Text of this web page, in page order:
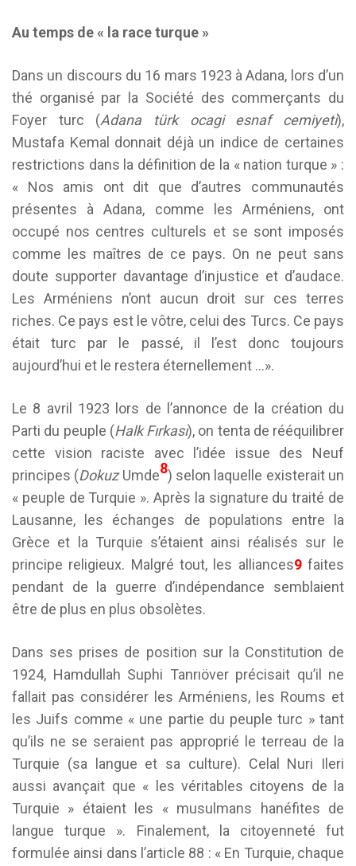
Au temps de « la race turque »
Dans un discours du 16 mars 1923 à Adana, lors d’un
thé organisé par la Société des commerçants du
Foyer turc (Adana türk ocagi esnaf cemiyeti),
Mustafa Kemal donnait déjà un indice de certaines
restrictions dans la définition de la « nation turque » :
« Nos amis ont dit que d’autres communautés
présentes à Adana, comme les Arméniens, ont
occupé nos centres culturels et se sont imposés
comme les maîtres de ce pays. On ne peut sans
doute supporter davantage d’injustice et d’audace.
Les Arméniens n’ont aucun droit sur ces terres
riches. Ce pays est le vôtre, celui des Turcs. Ce pays
était turc par le passé, il l’est donc toujours
aujourd’hui et le restera éternellement …».
Le 8 avril 1923 lors de l’annonce de la création du
Parti du peuple (Halk Fırkası), on tenta de rééquilibrer
cette vision raciste avec l’idée issue des Neuf
principes (DokuzUmde8) selon laquelle existerait un
« peuple de Turquie ». Après la signature du traité de
Lausanne, les échanges de populations entre la
Grèce et la Turquie s’étaient ainsi réalisés sur le
principe religieux. Malgré tout, les alliances9faites
pendant de la guerre d’indépendance semblaient
être de plus en plus obsolètes.
Dans ses prises de position sur la Constitution de
1924, Hamdullah Suphi Tanrıöver précisait qu’il ne
fallait pas considérer les Arméniens, les Roums et
les Juifs comme « une partie du peuple turc » tant
qu’ils ne se seraient pas approprié le terreau de la
Turquie (sa langue et sa culture). Celal Nuri Ileri
aussi avançait que « les véritables citoyens de la
Turquie » étaient les « musulmans hanéfites de
langue turque ». Finalement, la citoyenneté fut
formulée ainsi dans l’article 88 : « En Turquie, chaque